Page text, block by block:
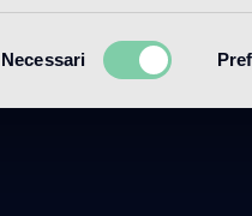
del
Necessari